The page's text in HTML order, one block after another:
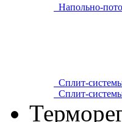
Напольно-
Сплит-
Сплит-